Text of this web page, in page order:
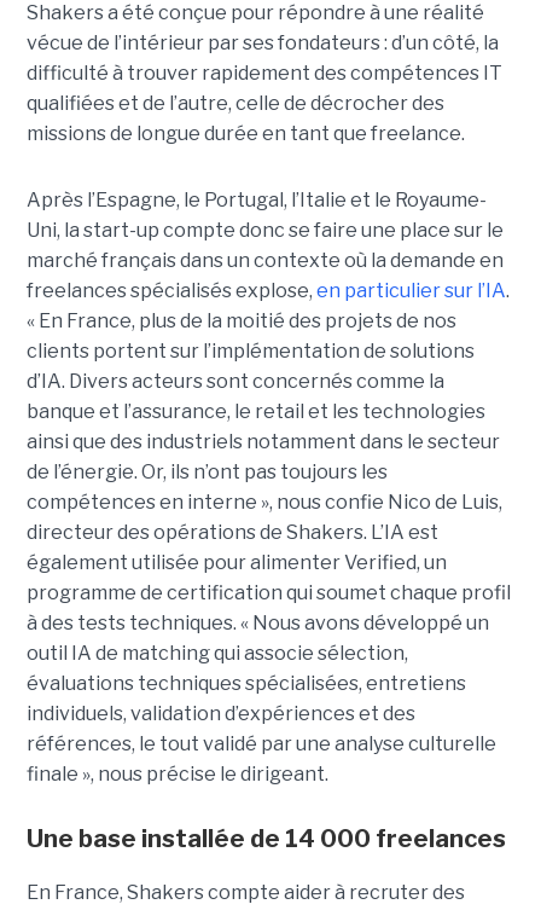
Shakers a été conçue pour répondre à une réalité
vécue de l’intérieur par ses fondateurs : d’un côté, la
difficulté à trouver rapidement des compétences IT
qualifiées et de l’autre, celle de décrocher des
missions de longue durée en tant que freelance.
Après l’Espagne, le Portugal, l’Italie et le Royaume-
Uni, la start-up compte donc se faire une place sur le
marché français dans un contexte où la demande en
freelances spécialisés explose, en particulier sur l’IA.
« En France, plus de la moitié des projets de nos
clients portent sur l’implémentation de solutions
d’IA. Divers acteurs sont concernés comme la
banque et l’assurance, le retail et les technologies
ainsi que des industriels notamment dans le secteur
de l’énergie. Or, ils n’ont pas toujours les
compétences en interne », nous confie Nico de Luis,
directeur des opérations de Shakers. L’IA est
également utilisée pour alimenter Verified, un
programme de certification qui soumet chaque profil
à des tests techniques. « Nous avons développé un
outil IA de matching qui associe sélection,
évaluations techniques spécialisées, entretiens
individuels, validation d’expériences et des
références, le tout validé par une analyse culturelle
finale », nous précise le dirigeant.
Une base installée de 14 000 freelances
En France, Shakers compte aider à recruter des